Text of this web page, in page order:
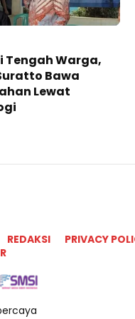
Tengah Warga,
Bawa
Lewat
REDAKSI
PRIVACY